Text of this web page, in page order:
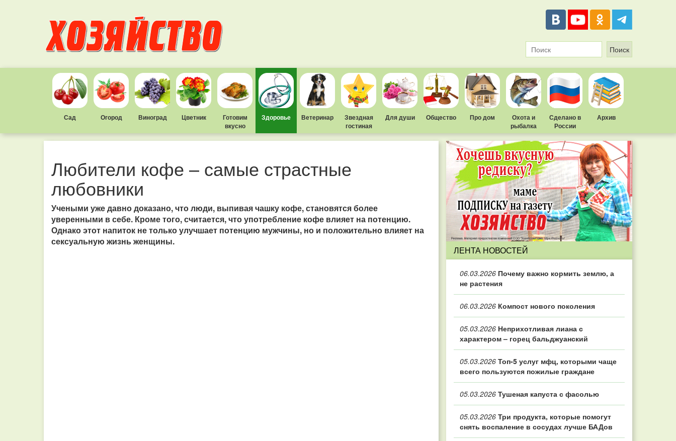
Сад Огород Виноград Цветник
Готовим
вкусно
Здоровье Ветеринар
Звездная
гостиная
Для души Общество Про дом
Охота и
рыбалка
Сделано в
России
Архив
Любители кофе – самые страстные
любовники
Учеными уже давно доказано, что люди, выпивая чашку кофе, становятся более
уверенными в себе. Кроме того, считается, что употребление кофе влияет на потенцию.
Однако этот напиток не только улучшает потенцию мужчины, но и положительно влияет на
сексуальную жизнь женщины.
ЛЕНТА НОВОСТЕЙ
06.03.2026 Почему важно кормить землю, а
не растения
06.03.2026 Компост нового поколения
05.03.2026 Неприхотливая лиана с
характером – горец бальджуанский
05.03.2026 Топ‑5 услуг мфц, которыми чаще
всего пользуются пожилые граждане
05.03.2026 Тушеная капуста с фасолью
05.03.2026 Три продукта, которые помогут
снять воспаление в сосудах лучше БАДов